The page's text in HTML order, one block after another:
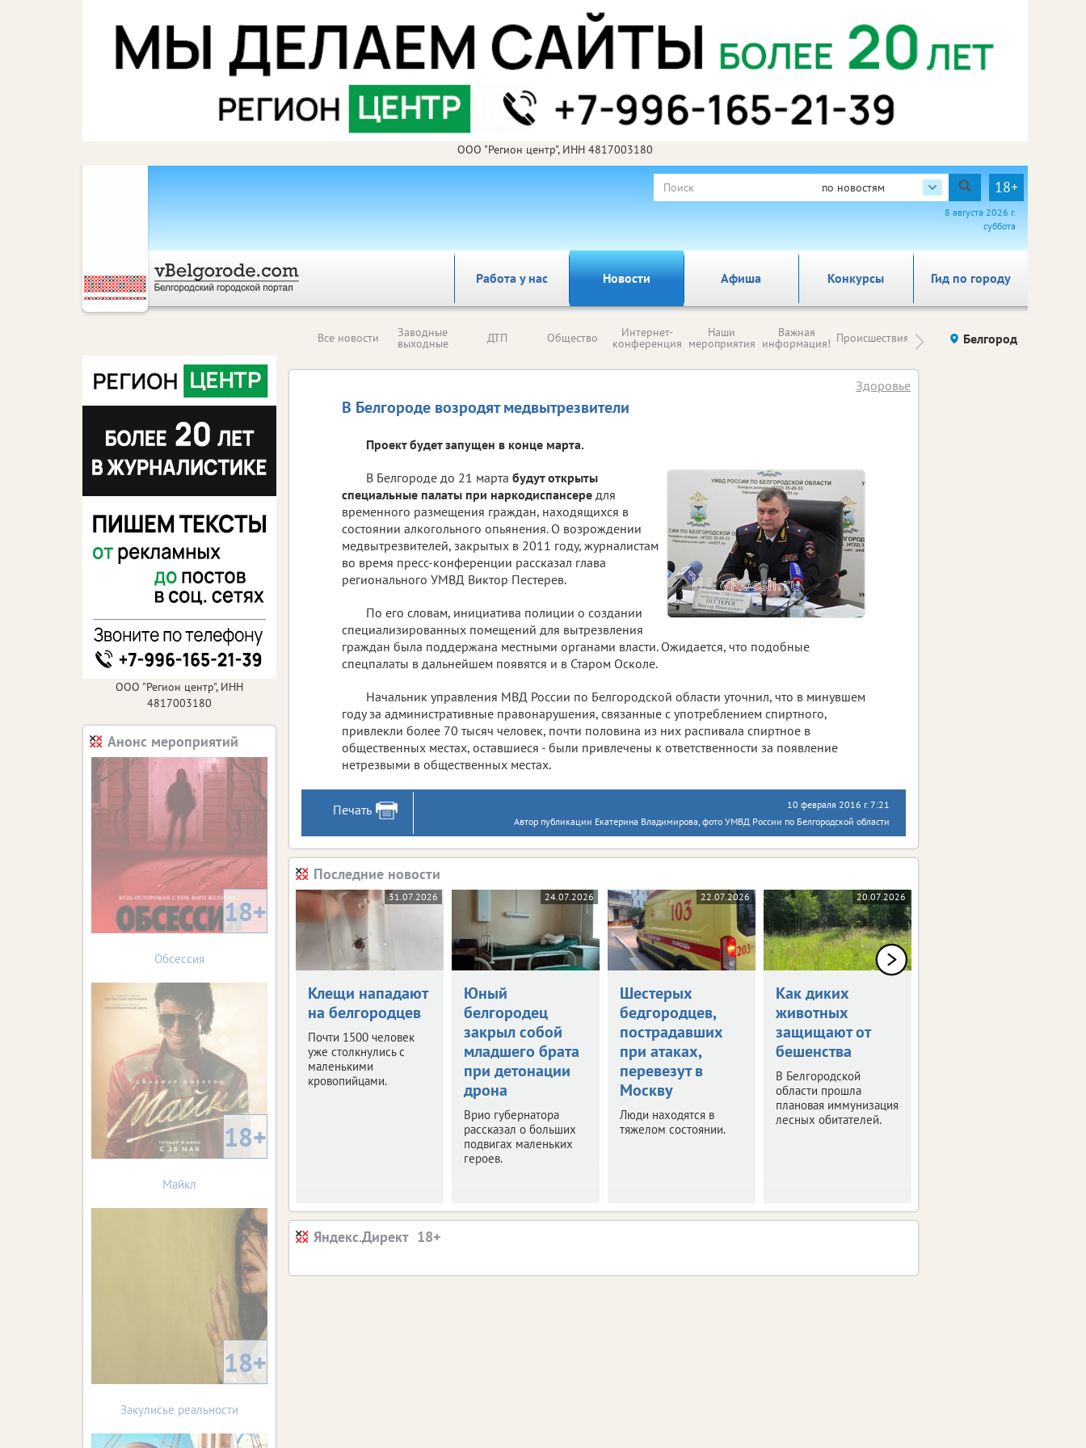
ООО "Регион центр", ИНН 4817003180
по новостям 18+
8 августа 2026 г.
суббота
Работа у нас Новости Афиша Гид по городу
Конкурсы
Все новости Заводные
выходные ДТП Общество Интернет-
конференция
Наши
мероприятия
Важная
информация! Происшествия Здоровье компаний (на
правах
Белгород
В Белгороде возродят медвытрезвители
Здоровье
Проект будет запущен в конце марта.
В Белгороде до 21 марта будут открыты
специальные палаты при наркодиспансере для
временного размещения граждан, находящихся в
состоянии алкогольного опьянения. О возрождении
медвытрезвителей, закрытых в 2011 году, журналистам
во время пресс-конференции рассказал глава
регионального УМВД Виктор Пестерев.
По его словам, инициатива полиции о создании
специализированных помещений для вытрезвления
граждан была поддержана местными органами власти. Ожидается, что подобные
спецпалаты в дальнейшем появятся и в Старом Осколе.
Начальник управления МВД России по Белгородской области уточнил, что в минувшем
году за административные правонарушения, связанные с употреблением спиртного,
привлекли более 70 тысяч человек, почти половина из них распивала спиртное в
общественных местах, оставшиеся - были привлечены к ответственности за появление
нетрезвыми в общественных местах.
Печать
10 февраля 2016 г. 7:21
Автор публикации Екатерина Владимирова, фото УМВД России по Белгородской области
Последние новости
31.07.2026
Клещи нападают
на белгородцев
Почти 1500 человек
уже столкнулись с
маленькими
кровопийцами.
24.07.2026
Юный
белгородец
закрыл собой
младшего брата
при детонации
дрона
Врио губернатора
рассказал о больших
подвигах маленьких
героев.
22.07.2026
Шестерых
бедгородцев,
пострадавших
при атаках,
перевезут в
Москву
Люди находятся в
тяжелом состоянии.
20.07.2026
Как диких
животных
защищают от
бешенства
В Белгородской
области прошла
плановая иммунизация
лесных обитателей.
Яндекс.Директ
ООО "Регион центр", ИНН
4817003180
Анонс мероприятий
18+
Обсессия
18+
Майкл
18+
Закулисье реальности